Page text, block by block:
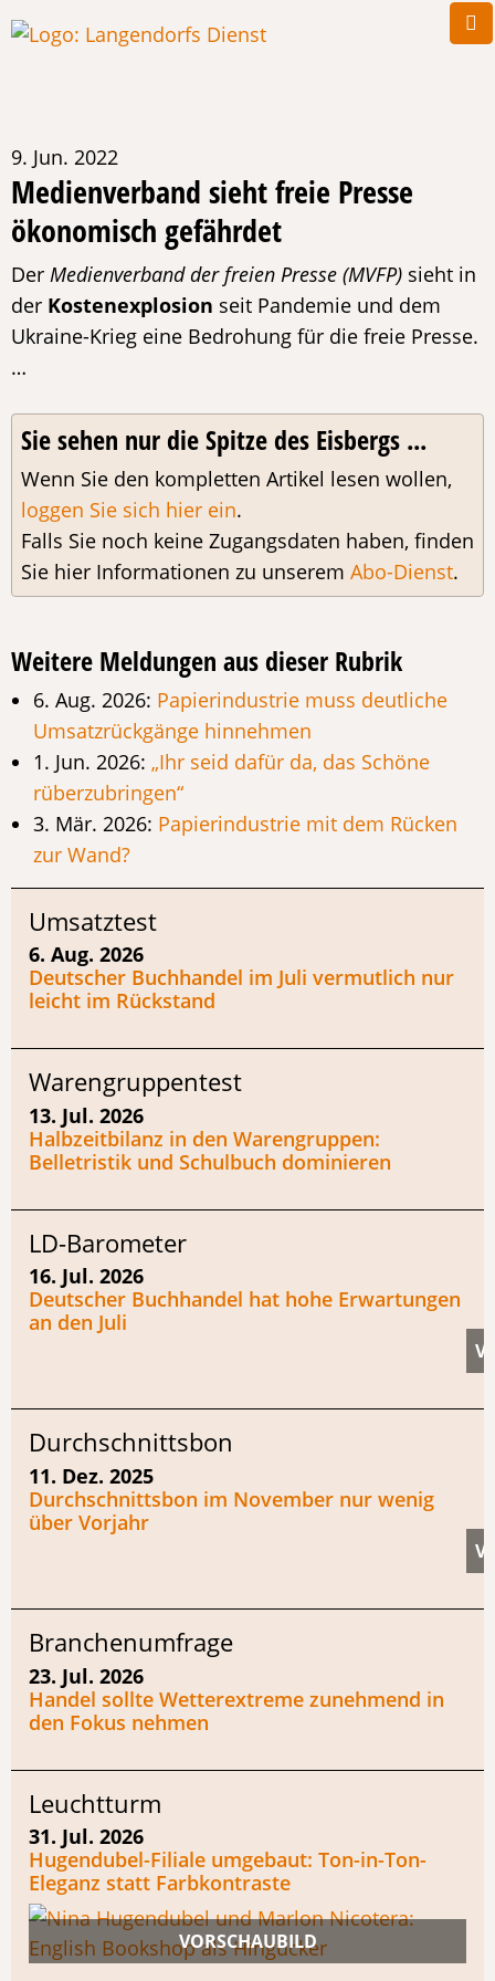
9. Jun. 2022
Medienverband sieht freie Presse
ökonomisch gefährdet
Der Medienverband der freien Presse (MVFP) sieht in
der Kostenexplosion seit Pandemie und dem
Ukraine-Krieg eine Bedrohung für die freie Presse.
…
Sie sehen nur die Spitze des Eisbergs ...
Wenn Sie den kompletten Artikel lesen wollen,
loggen Sie sich hier ein.
Falls Sie noch keine Zugangsdaten haben, finden
Sie hier Informationen zu unserem Abo-Dienst.
Weitere Meldungen aus dieser Rubrik
6. Aug. 2026: Papierindustrie muss deutliche
Umsatzrückgänge hinnehmen
1. Jun. 2026: „Ihr seid dafür da, das Schöne
rüberzubringen“
3. Mär. 2026: Papierindustrie mit dem Rücken
zur Wand?
Umsatztest
6. Aug. 2026
Deutscher Buchhandel im Juli vermutlich nur
leicht im Rückstand
Warengruppentest
13. Jul. 2026
Halbzeitbilanz in den Warengruppen:
Belletristik und Schulbuch dominieren
LD-Barometer
16. Jul. 2026
Deutscher Buchhandel hat hohe Erwartungen
an den Juli
Durchschnittsbon
11. Dez. 2025
Durchschnittsbon im November nur wenig
über Vorjahr
Branchenumfrage
23. Jul. 2026
Handel sollte Wetterextreme zunehmend in
den Fokus nehmen
Leuchtturm
31. Jul. 2026
Hugendubel-Filiale umgebaut: Ton-in-Ton-
Eleganz statt Farbkontraste